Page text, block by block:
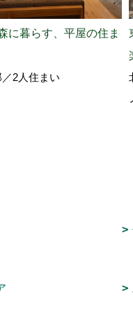
に暮らす、平屋の住ま
2人住まい